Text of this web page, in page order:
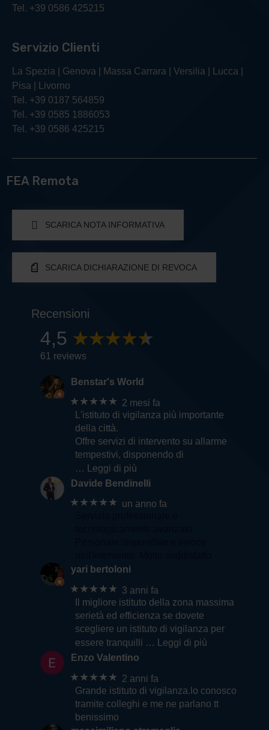
Tel. +39 0586 425215
Servizio Clienti
La Spezia | Genova | Massa Carrara | Versilia | Lucca |
Pisa | Livorno
Tel. +39 0187 564859
Tel. +39 0585 1886053
Tel. +39 0586 425215
FEA Remota
SCARICA NOTA INFORMATIVA
SCARICA DICHIARAZIONE DI REVOCA
Recensioni
4,5
61 reviews
Benstar's World
★★★★★ 2 mesi fa
L'istituto di vigilanza più importante
della città.
Offre servizi di intervento su allarme
tempestivi, disponendo di
… Leggi di più
Davide Bendinelli
★★★★★ un anno fa
yari bertoloni
★★★★★ 3 anni fa
Il migliore istituto della zona massima
serietà ed efficienza se dovete
scegliere un istituto di vigilanza per
essere tranquilli … Leggi di più
Enzo Valentino
★★★★★ 2 anni fa
Grande istituto di vigilanza.lo conosco
tramite colleghi e me ne parlano tt
benissimo